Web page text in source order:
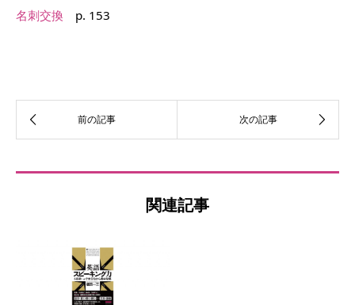
名刺交換 p. 153
関連記事